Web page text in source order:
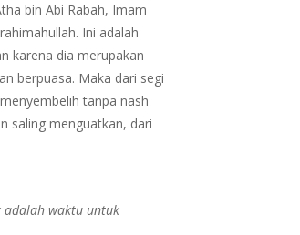
bin Abi Rabah, Imam
Ini adalah
karena dia merupakan
berpuasa. Maka dari segi
tanpa nash
saling menguatkan, dari
adalah waktu untuk